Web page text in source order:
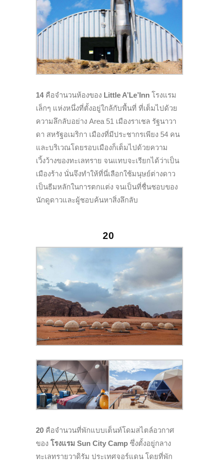
14คือจำนวนห้องของ Little A’Le’Inn โรงแรม
เล็กๆ แห่งหนึ่งที่ตั้งอยู่ใกล้กับพื้นที่ ที่เต็มไปด้วย
ความลึกลับอย่าง Area 51 เมืองราเชล รัฐนาวา
ดา สหรัฐอเมริกา เมืองที่มีประชากรเพียง 54 คน
และบริเวณโดยรอบเมืองก็เต็มไปด้วยความ
เวิ้งว้างของทะเลทราย จนแทบจะเรียกได้ว่าเป็น
เมืองร้าง นั่นจึงทำให้ที่นี่เลือกใช้มนุษย์ต่างดาว
เป็นธีมหลักในการตกแต่ง จนเป็นที่ชื่นชอบของ
นักดูดาวและผู้ชอบค้นหาสิ่งลึกลับ
20
20 คือจำนวนที่พักแบบเต็นท์โดมสไตล์อวกาศ
ของ โรงแรม Sun City Camp ซึ่งตั้งอยู่กลาง
ทะเลทรายวาดิรัม ประเทศจอร์แดน โดยที่พัก